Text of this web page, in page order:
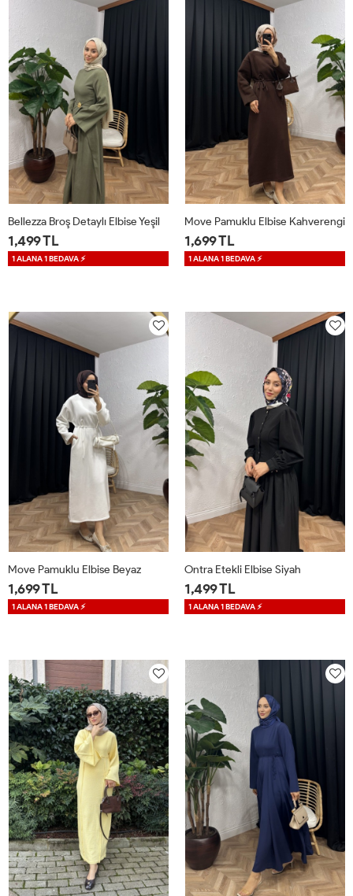
1 2
Bellezza Broş Detaylı Elbise Yeşil
1,499 TL
1 ALANA 1 BEDAVA ⚡
STD
Move Pamuklu Elbise Kahverengi
1,699 TL
1 ALANA 1 BEDAVA ⚡
STD
Move Pamuklu Elbise Beyaz
1,699 TL
1 ALANA 1 BEDAVA ⚡
S M L
Ontra Etekli Elbise Siyah
1,499 TL
1 ALANA 1 BEDAVA ⚡